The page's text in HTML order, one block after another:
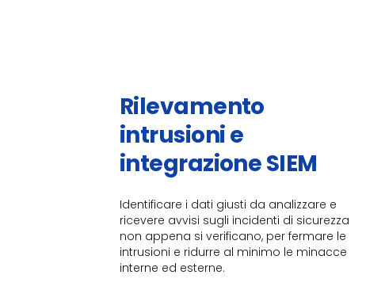
Rilevamento
intrusioni e
integrazione SIEM
Identificare i dati giusti da analizzare e
ricevere avvisi sugli incidenti di sicurezza
non appena si verificano, per fermare le
intrusioni e ridurre al minimo le minacce
interne ed esterne.